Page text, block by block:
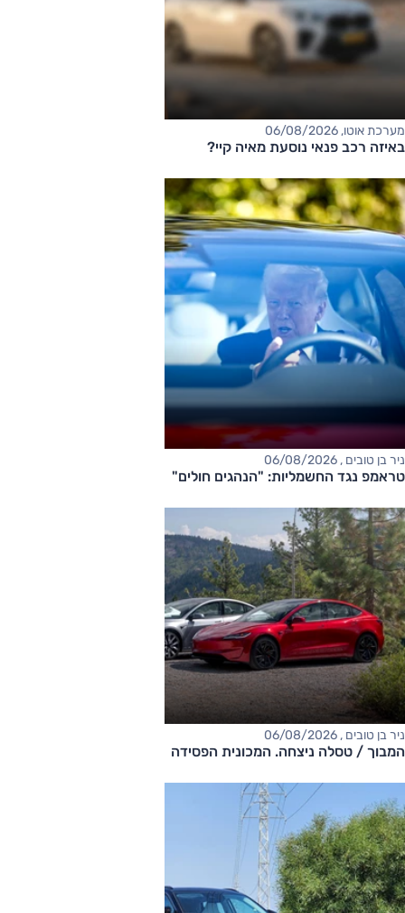
מערכת אוטו, 06/08/2026
באיזה רכב פנאי נוסעת מאיה קיי?
ניר בן טובים , 06/08/2026
טראמפ נגד החשמליות: "הנהגים חולים"
ניר בן טובים , 06/08/2026
המבוך / טסלה ניצחה. המכונית הפסידה